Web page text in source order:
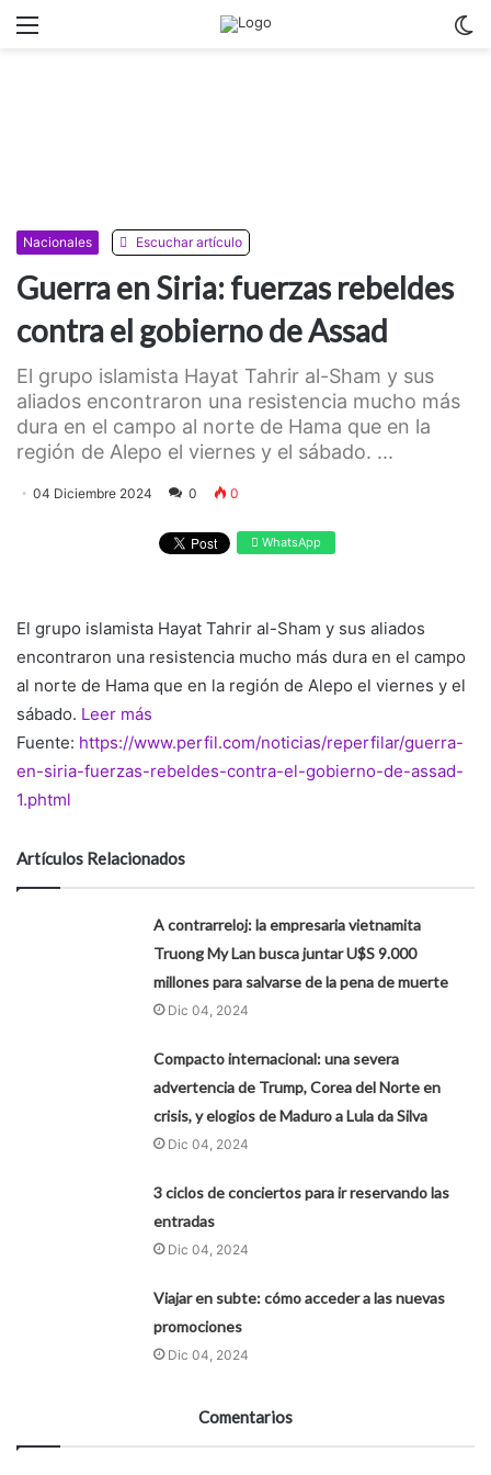
Nacionales Escuchar artículo
Guerra en Siria: fuerzas rebeldes
contra el gobierno de Assad
El grupo islamista Hayat Tahrir al-Sham y sus
aliados encontraron una resistencia mucho más
dura en el campo al norte de Hama que en la
región de Alepo el viernes y el sábado. ...
04 Diciembre 2024 0 0
WhatsApp
El grupo islamista Hayat Tahrir al-Sham y sus aliados
encontraron una resistencia mucho más dura en el campo
al norte de Hama que en la región de Alepo el viernes y el
sábado. Leer más
Fuente: https://www.perfil.com/noticias/reperfilar/guerra-
en-siria-fuerzas-rebeldes-contra-el-gobierno-de-assad-
1.phtml
Artículos Relacionados
A contrarreloj: la empresaria vietnamita
Truong My Lan busca juntar U$S 9.000
millones para salvarse de la pena de muerte
Dic 04, 2024
Compacto internacional: una severa
advertencia de Trump, Corea del Norte en
crisis, y elogios de Maduro a Lula da Silva
Dic 04, 2024
3 ciclos de conciertos para ir reservando las
entradas
Dic 04, 2024
Viajar en subte: cómo acceder a las nuevas
promociones
Dic 04, 2024
Comentarios